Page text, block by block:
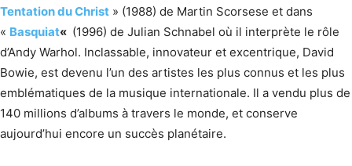
Tentation du Christ » (1988) de Martin Scorsese et dans
« Basquiat« (1996) de Julian Schnabel où il interprète le rôle
d’Andy Warhol. Inclassable, innovateur et excentrique, David
Bowie, est devenu l’un des artistes les plus connus et les plus
emblématiques de la musique internationale. Il a vendu plus de
140 millions d’albums à travers le monde, et conserve
aujourd’hui encore un succès planétaire.